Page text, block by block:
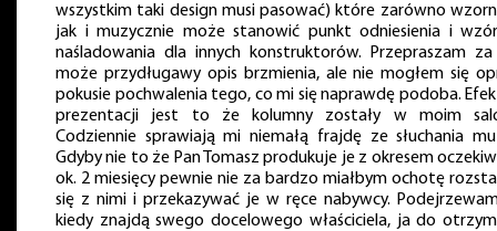
wszystkim taki design musi pasować) które zarówno
jak i muzycznie może stanowić punkt odniesienia i
naśladowania dla innych konstruktorów. Przepraszam
może przydługawy opis brzmienia, ale nie mogłem się
pokusie pochwalenia tego, co mi się naprawdę podoba.
prezentacji jest to że kolumny zostały w moim
Codziennie sprawiają mi niemałą frajdę ze słuchania
Gdyby nie to że Pan Tomasz produkuje je z okresem
ok. 2 miesięcy pewnie nie za bardzo miałbym ochotę
się z nimi i przekazywać je w ręce nabywcy.
kiedy znajdą swego docelowego właściciela, ja do